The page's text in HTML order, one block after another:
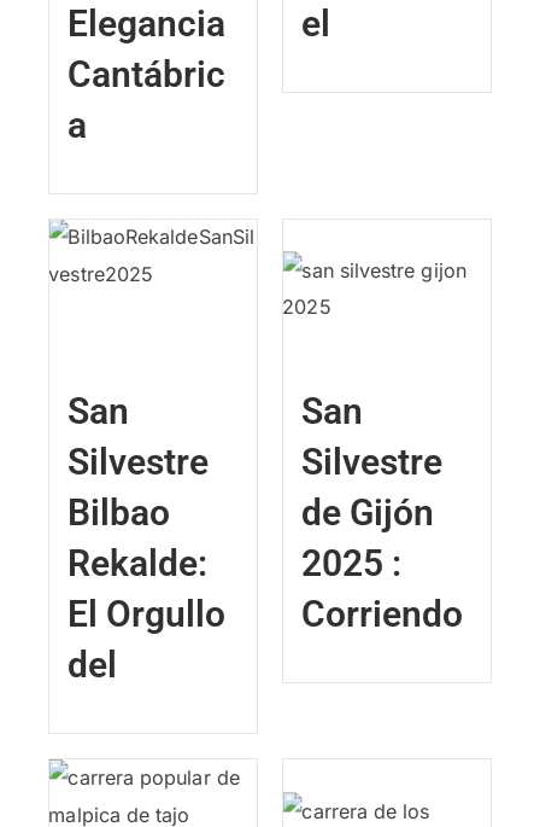
Elegancia
Cantábric
a
el
San
Silvestre
Bilbao
Rekalde:
El Orgullo
del
San
Silvestre
de Gijón
2025 :
Corriendo